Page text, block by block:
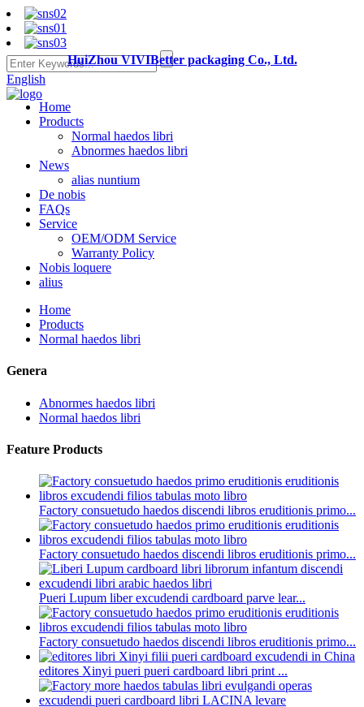
English
HuiZhou VIVIBetter packaging Co., Ltd.
Home
Products
Normal haedos libri
Abnormes haedos libri
News
alias nuntium
De nobis
FAQs
Service
OEM/ODM Service
Warranty Policy
Nobis loquere
alius
Home
Products
Normal haedos libri
Genera
Abnormes haedos libri
Normal haedos libri
Feature Products
Factory consuetudo haedos discendi libros eruditionis primo...
Factory consuetudo haedos discendi libros eruditionis primo...
Pueri Lupum liber excudendi cardboard parve lear...
Factory consuetudo haedos discendi libros eruditionis primo...
editores Xinyi pueri pueri cardboard libri print ...